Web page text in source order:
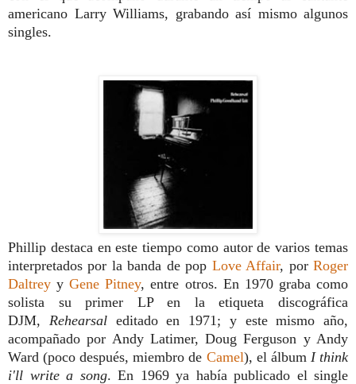
americano Larry Williams, grabando así mismo algunos
singles.
Phillip destaca en este tiempo como autor de varios temas
interpretados por la banda de pop Love Affair, porRoger
Daltrey yGene Pitney, entre otros. En 1970 graba como
solista su primer LP en la etiqueta discográfica
DJM, Rehearsal editado en 1971; y este mismo año,
acompañado por Andy Latimer, Doug Ferguson y Andy
Ward (poco después, miembro de Camel), el álbum I think
i'll write a song. En 1969 ya había publicado el single